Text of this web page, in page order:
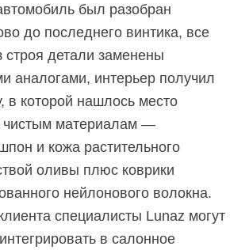
был разобран
до последнего винтика, все
детали заменены
аналогами, интерьер получил
в которой нашлось место
чистым материалам —
и кожа растительного
оливы плюс коврики
нейлонового волокна.
специалисты Lunaz могут
в салонное